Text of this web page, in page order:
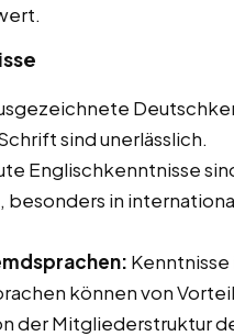
sind unerlässlich.
Englischkenntnisse
besonders in
Kenntnisse
können von
der Mitgliederstruktur